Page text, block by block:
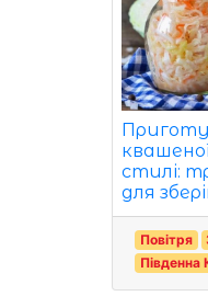
стилі:
для
Повітря
Південна